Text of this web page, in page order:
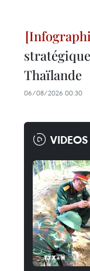
Thaïlande
06/08/2026 00:30
VIDEOS